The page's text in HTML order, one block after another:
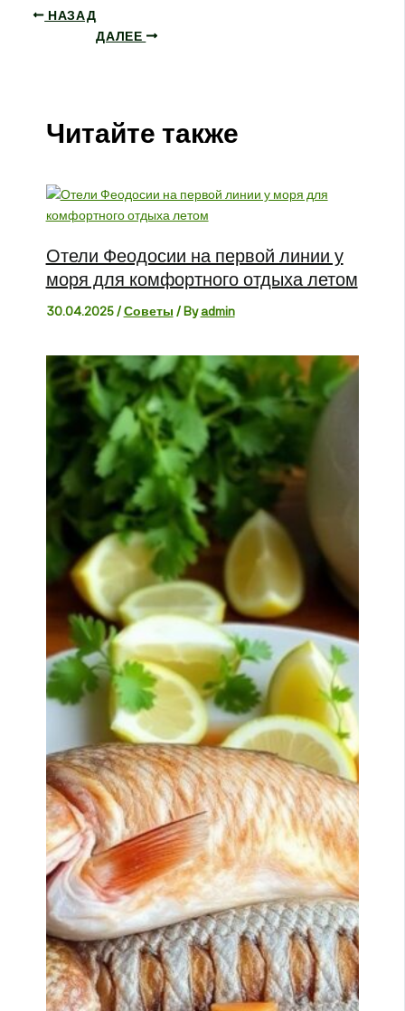
НАЗАД
ДАЛЕЕ
Читайте также
Отели Феодосии на первой линии у
моря для комфортного отдыха летом
30.04.2025/Советы / Byadmin